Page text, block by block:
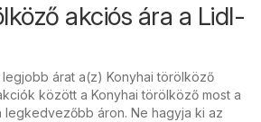
akciós ára a Lidl-
árat a(z) Konyhai törölköző
között a Konyhai törölköző most a
legkedvezőbb áron. Ne hagyja ki az